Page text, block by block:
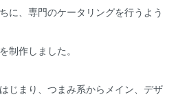
に、専門のケータリングを行うよう
制作しました。
じまり、つまみ系からメイン、デザ